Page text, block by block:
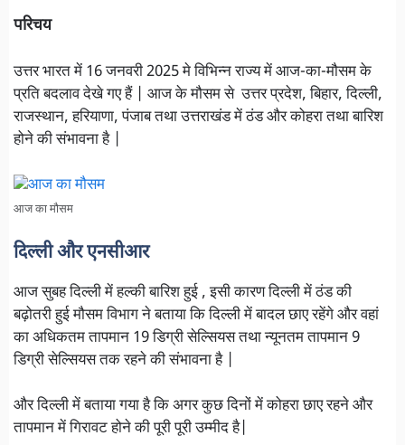
परिचय
उत्तर भारत में 16 जनवरी 2025 मे विभिन्न राज्य में आज-का-मौसम के
प्रति बदलाव देखे गए हैं | आज के मौसम से उत्तर प्रदेश, बिहार, दिल्ली,
राजस्थान, हरियाणा, पंजाब तथा उत्तराखंड में ठंड और कोहरा तथा बारिश
होने की संभावना है |
आज का मौसम
दिल्ली और एनसीआर
आज सुबह दिल्ली में हल्की बारिश हुई , इसी कारण दिल्ली में ठंड की
बढ़ोतरी हुई मौसम विभाग ने बताया कि दिल्ली में बादल छाए रहेंगे और वहां
का अधिकतम तापमान 19 डिग्री सेल्सियस तथा न्यूनतम तापमान 9
डिग्री सेल्सियस तक रहने की संभावना है |
और दिल्ली में बताया गया है कि अगर कुछ दिनों में कोहरा छाए रहने और
तापमान में गिरावट होने की पूरी पूरी उम्मीद है|